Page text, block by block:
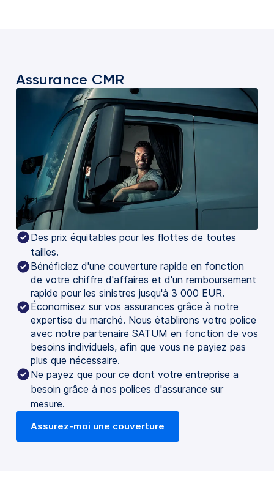
Assurance CMR
Des prix équitables pour les flottes de toutes
tailles.
Bénéficiez d'une couverture rapide en fonction
de votre chiffre d'affaires et d'un remboursement
rapide pour les sinistres jusqu'à 3 000 EUR.
Économisez sur vos assurances grâce à notre
expertise du marché. Nous établirons votre police
avec notre partenaire SATUM en fonction de vos
besoins individuels, afin que vous ne payiez pas
plus que nécessaire.
Ne payez que pour ce dont votre entreprise a
besoin grâce à nos polices d'assurance sur
mesure.
Assurez-moi une couverture